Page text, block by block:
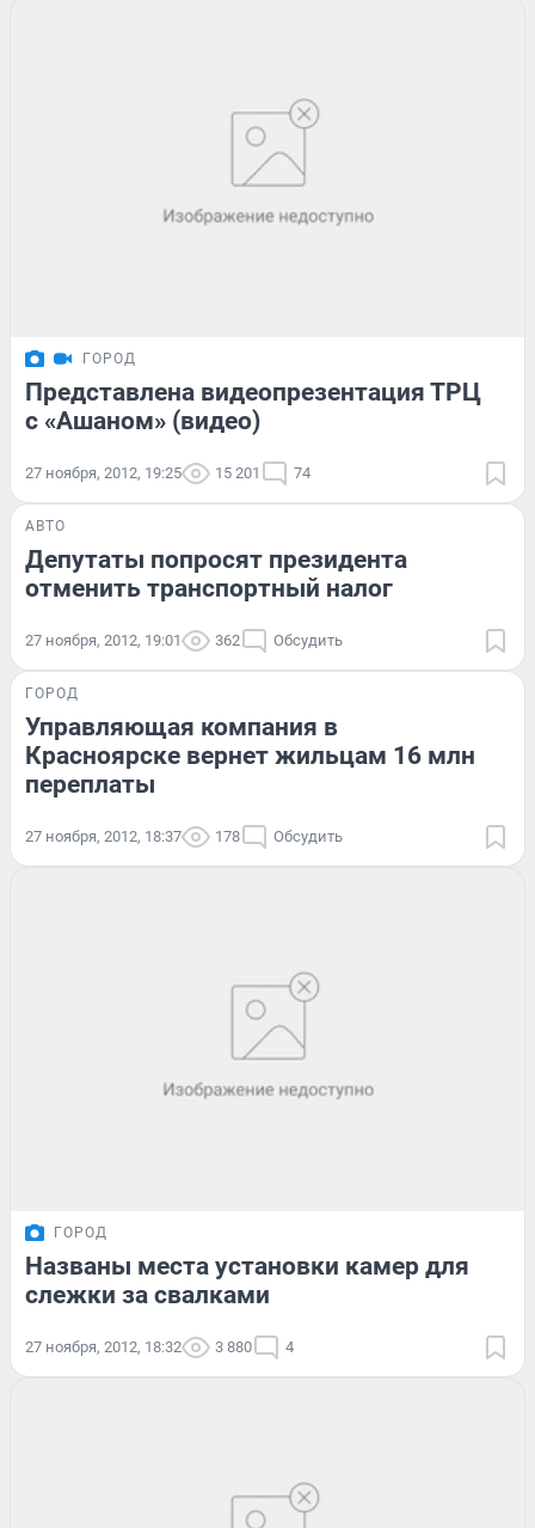
ГОРОД
Представлена видеопрезентация ТРЦ
с «Ашаном» (видео)
27 ноября, 2012, 19:25 15 201 74
АВТО
Депутаты попросят президента
отменить транспортный налог
27 ноября, 2012, 19:01 362 Обсудить
ГОРОД
Управляющая компания в
Красноярске вернет жильцам 16 млн
переплаты
27 ноября, 2012, 18:37 178 Обсудить
ГОРОД
Названы места установки камер для
слежки за свалками
27 ноября, 2012, 18:32 3 880 4